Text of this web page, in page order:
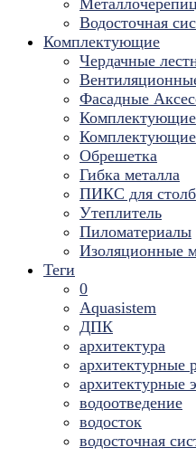
Водосточная
Комплектующие
Чердачные
Фасадные
Обрешетка
Гибка металла
ПИКС для
Утеплитель
Пиломатериалы
Изоляционные
Теги
0
Aquasistem
ДПК
архитектура
архитектурные
архитектурные
водоотведение
водосток
водосточная